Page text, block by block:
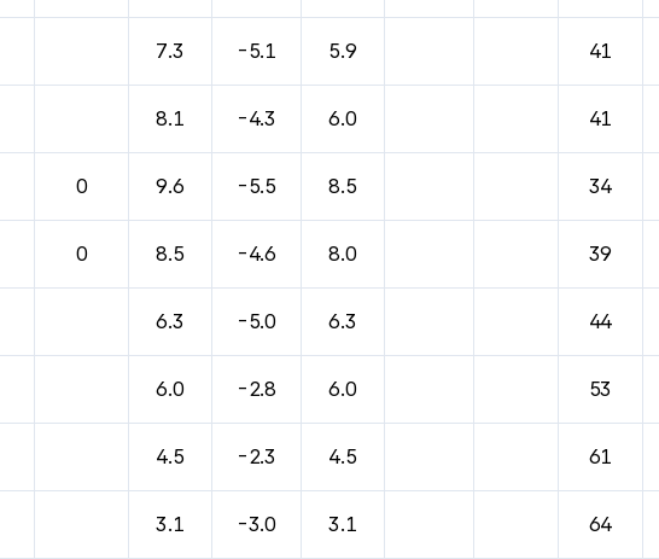
7.3 -5.1 5.9 41
8.1 -4.3 6.0 41
0 9.6 -5.5 8.5 34
0 8.5 -4.6 8.0 39
6.3 -5.0 6.3 44
6.0 -2.8 6.0 53
4.5 -2.3 4.5 61
3.1 -3.0 3.1 64